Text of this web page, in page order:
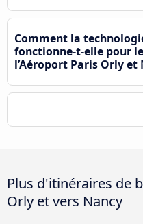
Comment la
fonctionne-t-elle pour
l’Aéroport Paris Orly et
Plus d'itinéraires de
Orly et vers Nancy